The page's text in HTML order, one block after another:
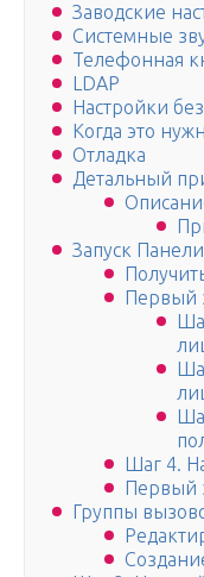
Заводские
Системные
Телефонная
LDAP
Настройки
Когда это
Отладка
Детальный
Запуск
Первый
Шаг 4.
Первый
Группы